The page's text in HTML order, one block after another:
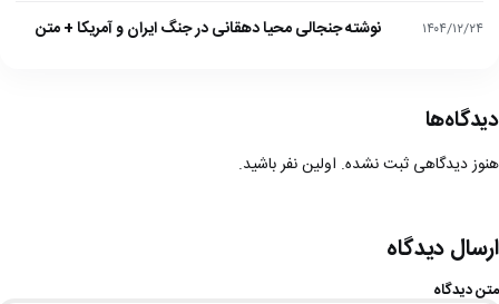
۱۴۰۴/۱۲/۲۴ نوشته جنجالی محیا دهقانی در جنگ ایران و آمریکا + متن
دیدگاه‌ها
هنوز دیدگاهی ثبت نشده. اولین نفر باشید.
ارسال دیدگاه
متن دیدگاه